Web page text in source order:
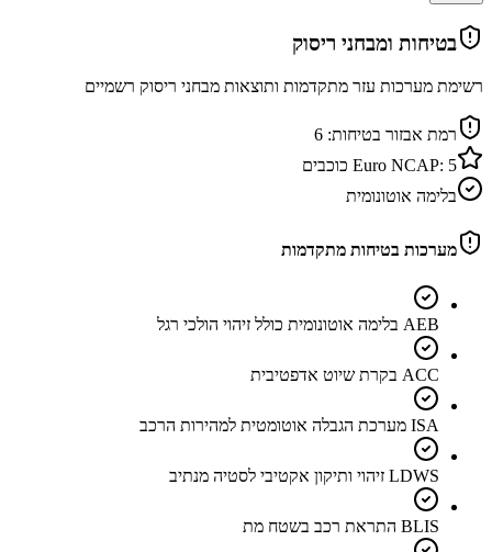
בטיחות ומבחני ריסוק
רשימת מערכות עזר מתקדמות ותוצאות מבחני ריסוק רשמיים
רמת אבזור בטיחות: 6
Euro NCAP: 5
כוכבים
בלימה אוטונומית
מערכות בטיחות מתקדמות
AEB בלימה אוטונומית כולל זיהוי הולכי רגל
ACC בקרת שיוט אדפטיבית
ISA מערכת הגבלה אוטומטית למהירות הרכב
LDWS זיהוי ותיקון אקטיבי לסטיה מנתיב
BLIS התראת רכב בשטח מת